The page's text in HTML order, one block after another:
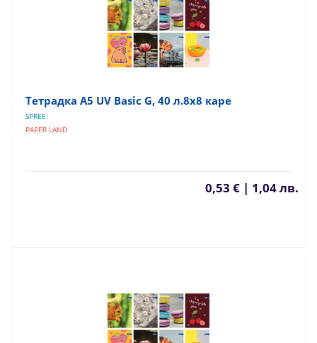
Тетрадка A5 UV Basic G, 40 л.8х8 каре
SPREE
PAPER LAND
0,53 € | 1,04 лв.